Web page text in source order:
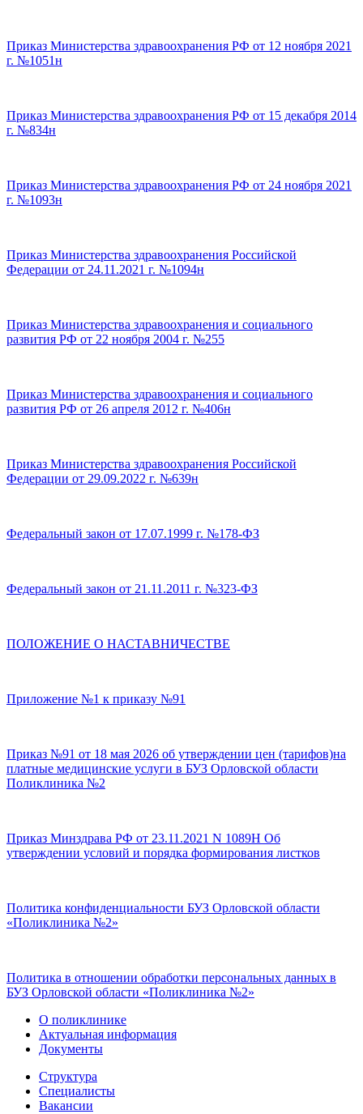
Приказ Министерства здравоохранения РФ от 12 ноября 2021
г. №1051н
Приказ Министерства здравоохранения РФ от 15 декабря 2014
г. №834н
Приказ Министерства здравоохранения РФ от 24 ноября 2021
г. №1093н
Приказ Министерства здравоохранения Российской
Федерации от 24.11.2021 г. №1094н
Приказ Министерства здравоохранения и социального
развития РФ от 22 ноября 2004 г. №255
Приказ Министерства здравоохранения и социального
развития РФ от 26 апреля 2012 г. №406н
Приказ Министерства здравоохранения Российской
Федерации от 29.09.2022 г. №639н
Федеральный закон от 17.07.1999 г. №178-ФЗ
Федеральный закон от 21.11.2011 г. №323-ФЗ
ПОЛОЖЕНИЕ О НАСТАВНИЧЕСТВЕ
Приложение №1 к приказу №91
Приказ №91 от 18 мая 2026 об утверждении цен (тарифов)на
платные медицинские услуги в БУЗ Орловской области
Поликлиника №2
Приказ Минздрава РФ от 23.11.2021 N 1089Н Об
утверждении условий и порядка формирования листков
Политика конфиденциальности БУЗ Орловской области
«Поликлиника №2»
Политика в отношении обработки персональных данных в
БУЗ Орловской области «Поликлиника №2»
О поликлинике
Актуальная информация
Документы
Структура
Специалисты
Вакансии